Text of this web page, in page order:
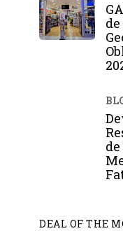
DEAL OF THE